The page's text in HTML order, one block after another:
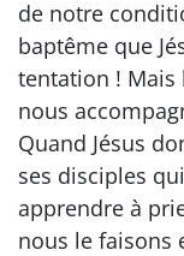
de notre
baptême que
tentation ! Mais
nous
Quand Jésus
ses disciples
apprendre à
nous le faisons